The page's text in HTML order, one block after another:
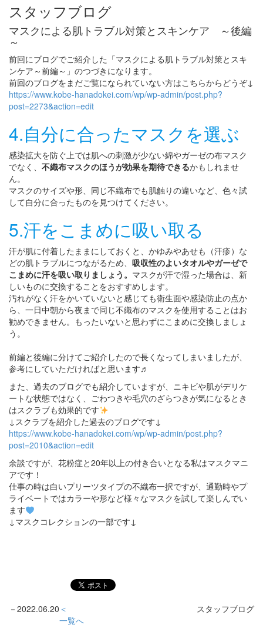
スタッフブログ
マスクによる肌トラブル対策とスキンケア ～後編
～
前回にブログでご紹介した「マスクによる肌トラブル対策とスキ
ンケア～前編～」のつづきになります。
前回のブログをまだご覧になられていない方はこちらからどうぞ↓
https://www.kobe-hanadokei.com/wp/wp-admin/post.php?
post=2273&action=edit
4.自分に合ったマスクを選ぶ
感染拡大を防ぐ上では肌への刺激が少ない綿やガーゼの布マスク
でなく、 不織布マスクのほうが効果を期待できるかもしれませ
ん。
マスクのサイズや形、同じ不織布でも肌触りの違いなど、色々試
して自分に合ったものを見つけてください。
5.汗をこまめに吸い取る
汗が肌に付着したままにしておくと、かゆみやあせも（汗疹）な
どの肌トラブルにつながるため、 吸収性のよいタオルやガーゼで
こまめに汗を吸い取りましょう。 マスクが汗で湿った場合は、新
しいものに交換することをおすすめします。
汚れがなく汗をかいていないと感じても衛生面や感染防止の点か
ら、一日中朝から夜まで同じ不織布のマスクを使用することはお
勧めできません。もったいないと思わずにこまめに交換しましょ
う。
前編と後編に分けてご紹介したので長くなってしまいましたが、
参考にしていただければと思います♬
また、過去のブログでも紹介していますが、ニキビや肌がデリケ
ートな状態ではなく、ごわつきや毛穴のざらつきが気になるとき
はスクラブも効果的です
↓スクラブを紹介した過去のブログです↓
https://www.kobe-hanadokei.com/wp/wp-admin/post.php?
post=2010&action=edit
余談ですが、花粉症と20年以上の付き合いとなる私はマスクマニ
アです！
仕事の時は白いプリーツタイプの不織布一択ですが、通勤時やプ
ライベートではカラーや形など様々なマスクを試して楽しんでい
ます
↓マスクコレクションの一部です↓
－ 2022.06.20 スタッフブログ
＜
一覧へ